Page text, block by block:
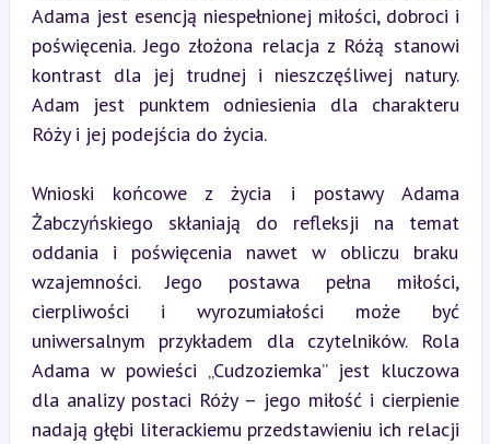
Adama jest esencją niespełnionej miłości, dobroci i
poświęcenia. Jego złożona relacja z Różą stanowi
kontrast dla jej trudnej i nieszczęśliwej natury.
Adam jest punktem odniesienia dla charakteru
Róży i jej podejścia do życia.
Wnioski końcowe z życia i postawy Adama
Żabczyńskiego skłaniają do refleksji na temat
oddania i poświęcenia nawet w obliczu braku
wzajemności. Jego postawa pełna miłości,
cierpliwości i wyrozumiałości może być
uniwersalnym przykładem dla czytelników. Rola
Adama w powieści „Cudzoziemka” jest kluczowa
dla analizy postaci Róży – jego miłość i cierpienie
nadają głębi literackiemu przedstawieniu ich relacji